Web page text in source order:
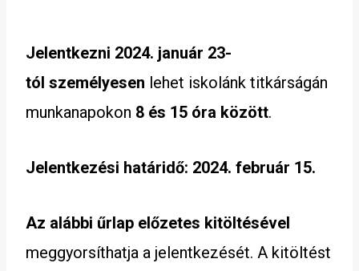
Jelentkezni 2024. január 23-
tól személyesen lehet iskolánk titkárságán
munkanapokon 8 és 15 óra között.
Jelentkezési határidő: 2024. február 15.
Az alábbi űrlap előzetes kitöltésével
meggyorsíthatja a jelentkezését. A kitöltést